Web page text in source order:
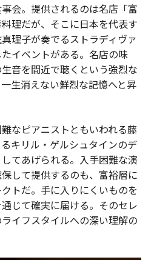
会。提供されるのは名店「富
理だが、そこに日本を代表す
理子が奏でるストラディヴァ
イベントがある。名店の味
音を間近で聴くという強烈な
生消えない鮮烈な記憶へと昇
なピアニストともいわれる藤
キリル・ゲルシュタインのデ
てあげられる。入手困難な演
して提供するのも、富裕層に
トだ。手に入りにくいものを
じて確実に届ける。そのセレ
イフスタイルへの深い理解の